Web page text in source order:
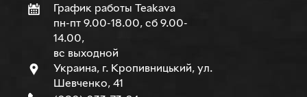
График работы Teakava
пн-пт 9.00-18.00, сб 9.00-
14.00,
вс выходной
Украина, г. Кропивницький, ул.
Шевченко, 41